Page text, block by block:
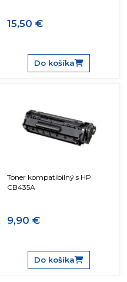
15,50 €
Do košíka
Toner kompatibilný s HP
CB435A
9,90 €
Do košíka